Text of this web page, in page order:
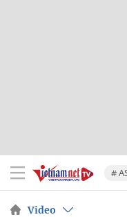
#
Video